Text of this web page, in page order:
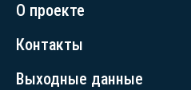
О проекте
Контакты
Выходные данные